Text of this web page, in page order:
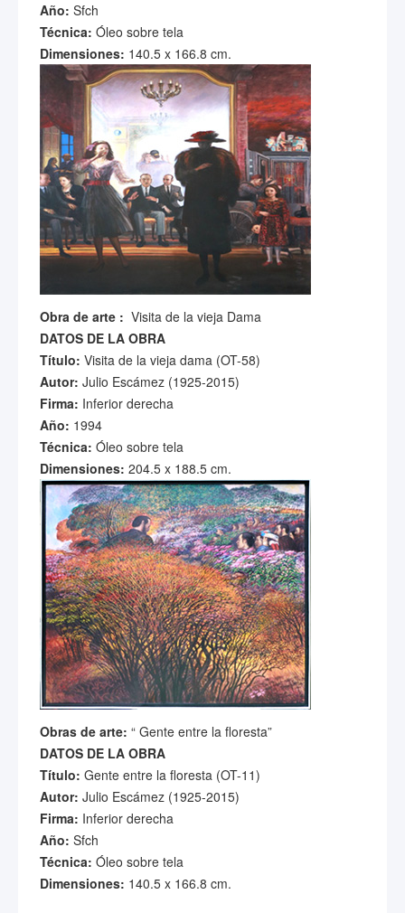
Año: Sfch
Técnica: Óleo sobre tela
Dimensiones: 140.5 x 166.8 cm.
Obra de arte : Visita de la vieja Dama
DATOS DE LA OBRA
Título: Visita de la vieja dama (OT-58)
Autor: Julio Escámez (1925-2015)
Firma: Inferior derecha
Año: 1994
Técnica: Óleo sobre tela
Dimensiones: 204.5 x 188.5 cm.
Obras de arte: “ Gente entre la floresta”
DATOS DE LA OBRA
Título: Gente entre la floresta (OT-11)
Autor: Julio Escámez (1925-2015)
Firma: Inferior derecha
Año: Sfch
Técnica: Óleo sobre tela
Dimensiones: 140.5 x 166.8 cm.